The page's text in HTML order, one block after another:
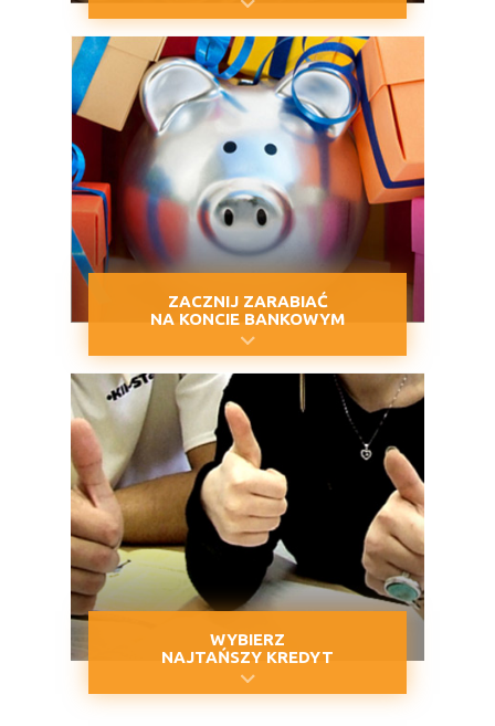
ZACZNIJ ZARABIAĆ
NA KONCIE BANKOWYM
WYBIERZ
NAJTAŃSZY KREDYT